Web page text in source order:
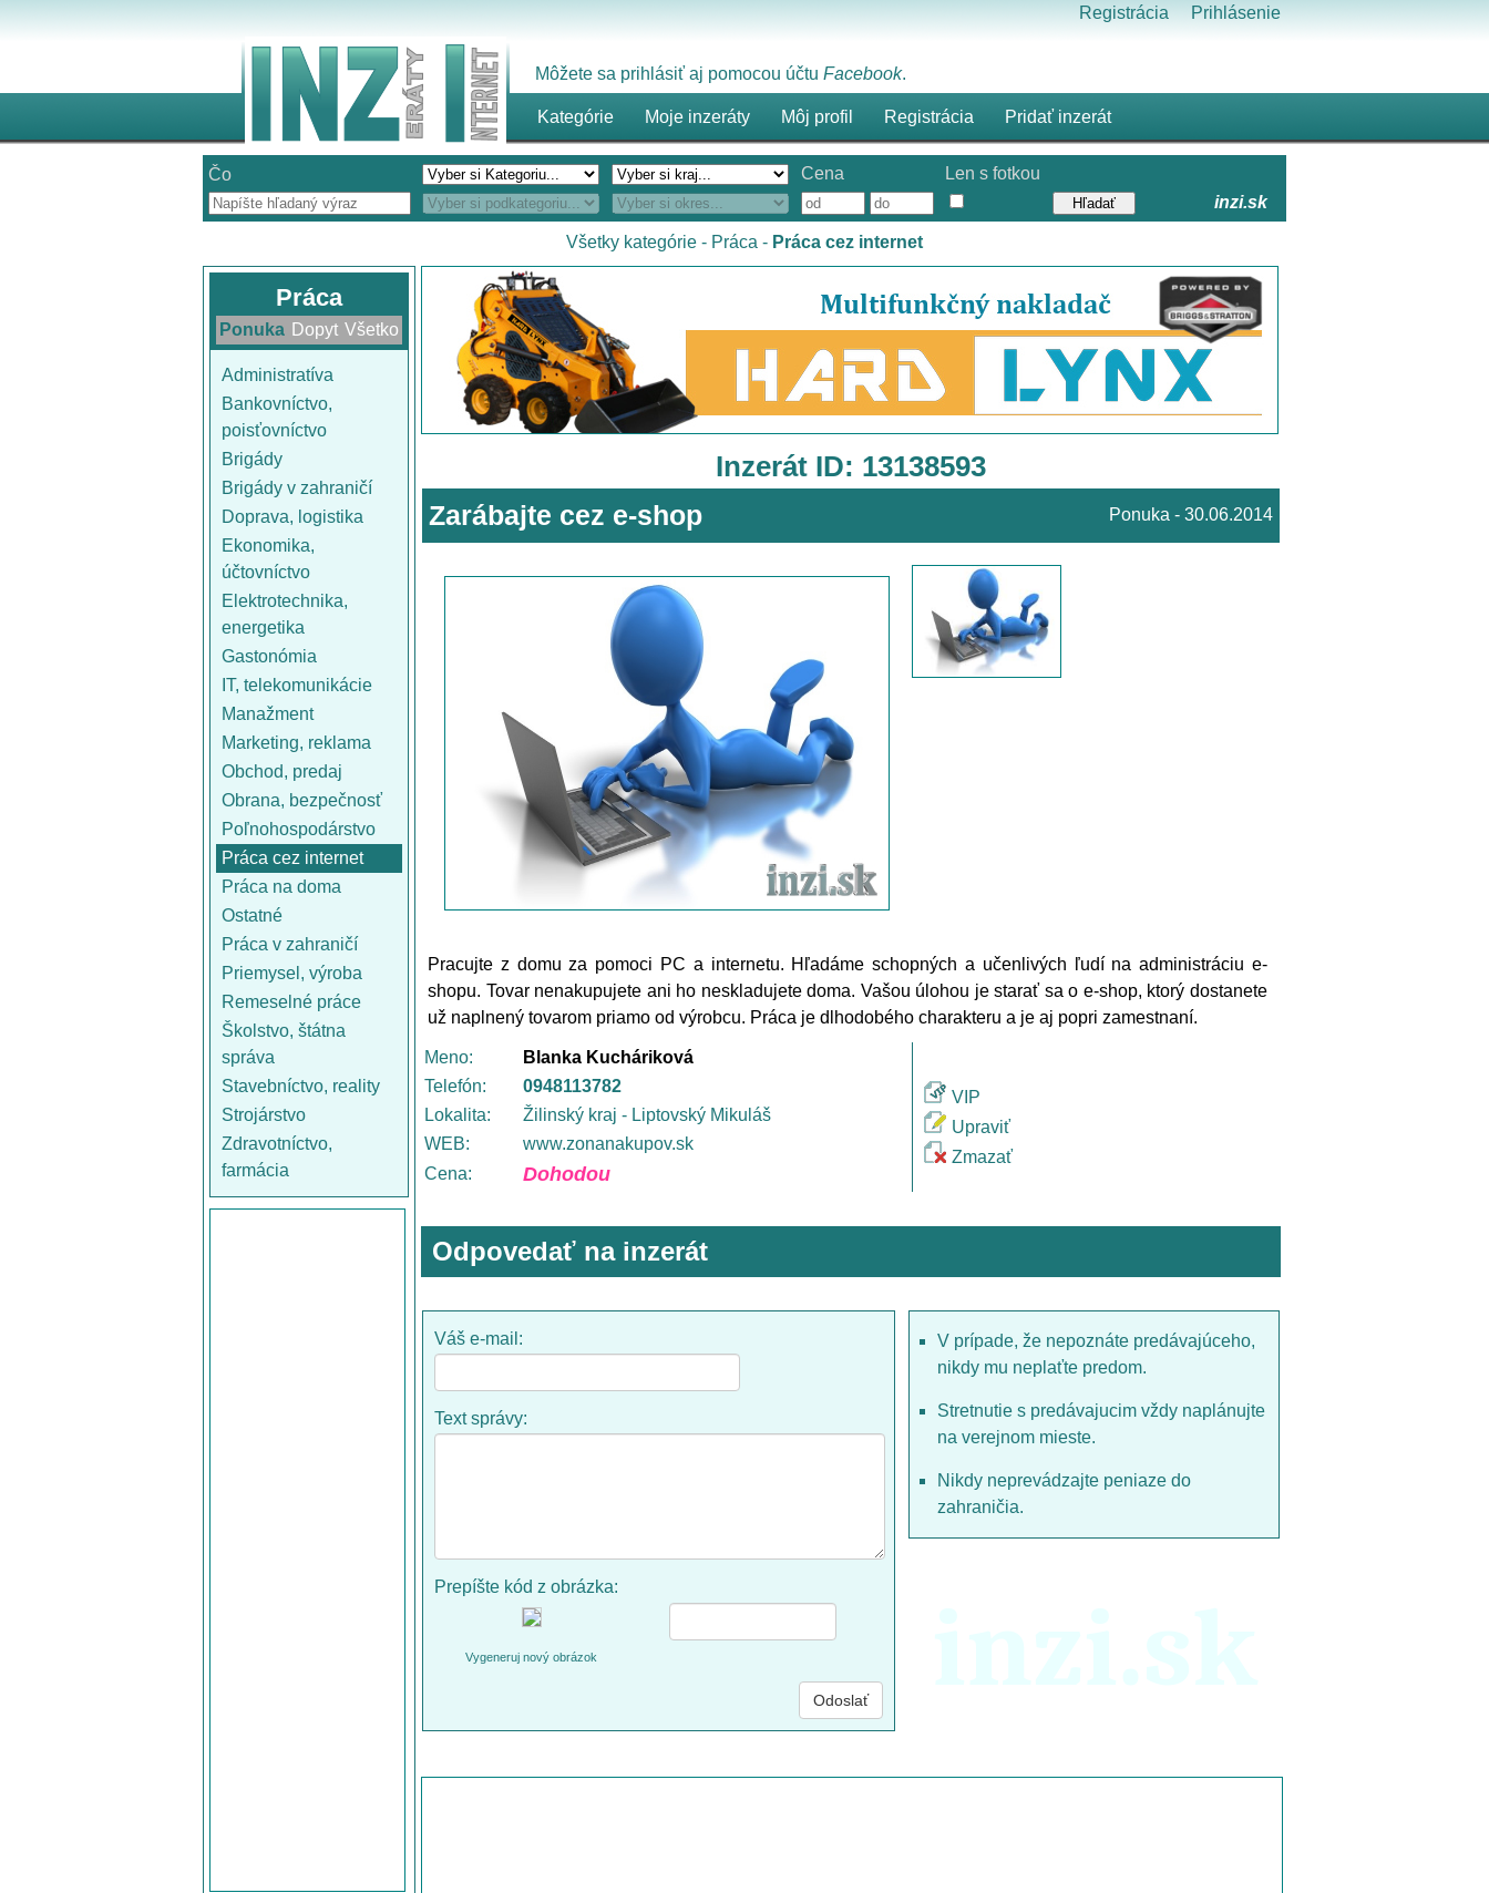
Registrácia Prihlásenie
Môžete sa prihlásiť aj pomocou účtu Facebook.
Kategórie Moje inzeráty Môj profil Registrácia Pridať inzerát
Čo Cena
Len s fotkou
inzi.sk
Všetky kategórie - Práca - Práca cez internet
Práca
Ponuka Dopyt Všetko
Administratíva
Bankovníctvo,
poisťovníctvo
Brigády
Brigády v zahraničí
Doprava, logistika
Ekonomika,
účtovníctvo
Elektrotechnika,
energetika
Gastonómia
IT, telekomunikácie
Manažment
Marketing, reklama
Obchod, predaj
Obrana, bezpečnosť
Poľnohospodárstvo
Práca cez internet
Práca na doma
Ostatné
Práca v zahraničí
Priemysel, výroba
Remeselné práce
Školstvo, štátna
správa
Stavebníctvo, reality
Strojárstvo
Zdravotníctvo,
farmácia
Inzerát ID: 13138593
Zarábajte cez e-shop
Ponuka - 30.06.2014
Pracujte z domu za pomoci PC a internetu. Hľadáme schopných a učenlivých ľudí na administráciu e-
shopu. Tovar nenakupujete ani ho neskladujete doma. Vašou úlohou je starať sa o e-shop, ktorý dostanete
už naplnený tovarom priamo od výrobcu. Práca je dlhodobého charakteru a je aj popri zamestnaní.
Meno:
Blanka Kucháriková
Telefón:
0948113782
Lokalita:
Žilinský kraj - Liptovský Mikuláš
WEB:
www.zonanakupov.sk
Cena:
Dohodou
VIP
Upraviť
Zmazať
Odpovedať na inzerát
Váš e-mail:
Text správy:
Prepíšte kód z obrázka:
Vygeneruj nový obrázok
V prípade, že nepoznáte predávajúceho,
nikdy mu neplaťte predom.
Stretnutie s predávajucim vždy naplánujte
na verejnom mieste.
Nikdy neprevádzajte peniaze do
zahraničia.